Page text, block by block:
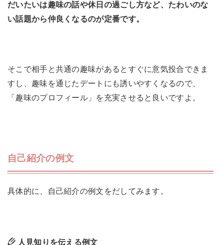
だいたいは趣味の話や休日の過ごし方など、たわいのな
い話題から仲良くなるのが定番です。
そこで相手と共通の趣味があるとすぐに意気投合できま
すし、趣味を通じたデートにも誘いやすくなるので、
「趣味のプロフィール」を充実させると良いですよ。
自己紹介の例文
具体的に、自己紹介の例文をだしてみます。
人見知りを伝える例文